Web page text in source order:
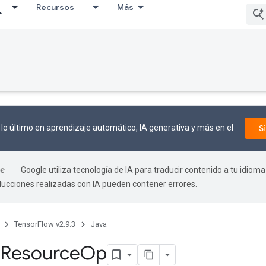
Recursos Más
último en aprendizaje automático, IA generativa y más en el
Google utiliza tecnología de IA para traducir contenido a tu idioma
realizadas con IA pueden contener errores.
TensorFlow v2.9.3 Java
ResourceOp